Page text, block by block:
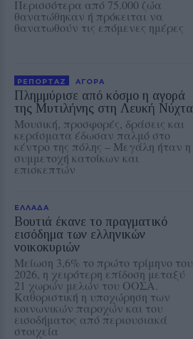
Περισσότερα από 75.000 ζώα
θανατώθηκαν ή πρόκειται να
θανατωθούν τις επόμενες ημέρες
ΡΕΠΟΡΤΑΖ ΑΓΟΡΑ
Πλημμύρισε από κόσμο η αγορά
της Μυτιλήνης στη Λευκή Νύχτα
Μουσική, προσφορές, δράσεις και
κεράσματα έδωσαν παλμό στο
κέντρο της πόλης – Μεγάλη ήταν η
συμμετοχή κατοίκων και
επισκεπτών
ΕΛΛΑΔΑ
Βουτιά έκανε το πραγματικό
εισόδημα των ελληνικών
νοικοκυριών
Μείωση 3,6% το πρώτο τρίμηνο του
2026, η χειρότερη επίδοση μεταξύ
21 χωρών μελών του ΟΟΣΑ.
Καθοριστική η υποχώρηση των
κοινωνικών παροχών και του
εισοδήματος από περιουσιακά
στοιχεία